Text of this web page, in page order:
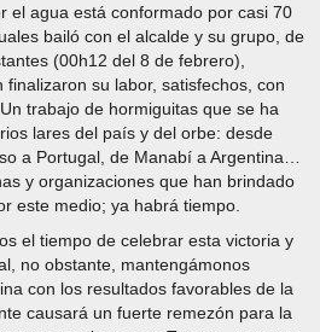
el agua está conformado por casi 70
bailó con el alcalde y su grupo, de
(00h12 del 8 de febrero),
su labor, satisfechos, con
trabajo de hormiguitas que se ha
lares del país y del orbe: desde
a Portugal, de Manabí a Argentina…
y organizaciones que han brindado
este medio; ya habrá tiempo.
el tiempo de celebrar esta victoria y
no obstante, mantengámonos
con los resultados favorables de la
causará un fuerte remezón para la